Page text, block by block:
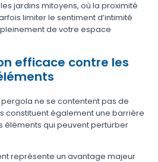
jardins mitoyens, où la proximité
limiter le sentiment d’intimité
de votre espace
efficace contre les
ne se contentent pas de
constituent également une barrière
éléments qui peuvent perturber
représente un avantage majeur